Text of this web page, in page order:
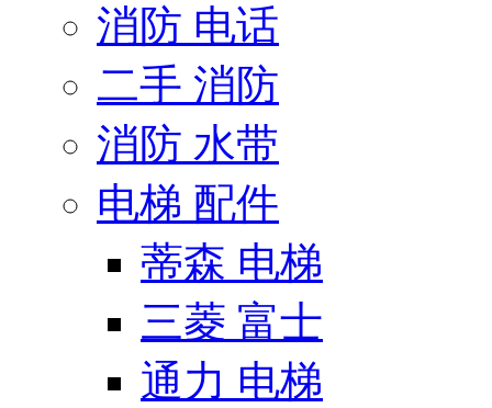
消防 电话
二手 消防
消防 水带
电梯 配件
蒂森 电梯
三菱 富士
通力 电梯